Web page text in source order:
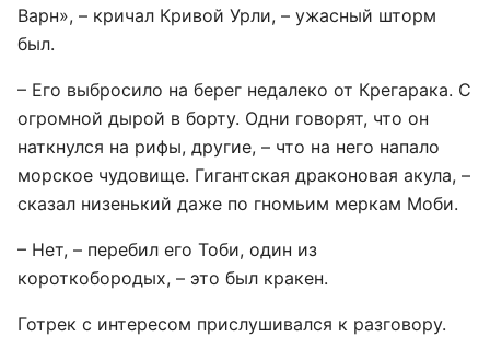
Варн», – кричал Кривой Урли, – ужасный шторм
был.
– Его выбросило на берег недалеко от Крегарака. С
огромной дырой в борту. Одни говорят, что он
наткнулся на рифы, другие, – что на него напало
морское чудовище. Гигантская драконовая акула, –
сказал низенький даже по гномьим меркам Моби.
– Нет, – перебил его Тоби, один из
короткобородых, – это был кракен.
Готрек с интересом прислушивался к разговору.